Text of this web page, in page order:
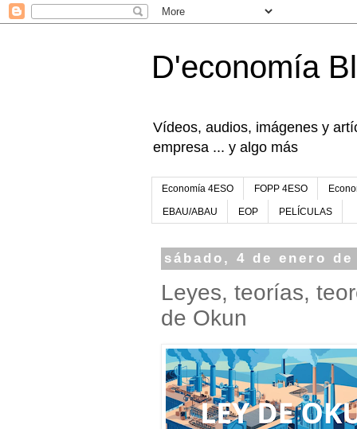
D'economía
Vídeos, audios, imágenes y
empresa ... y algo más
Economía 4ESO FOPP 4ESO
EBAU/ABAU EOP PELÍCULAS
sábado, 4 de enero de
Leyes, teorías,
de Okun